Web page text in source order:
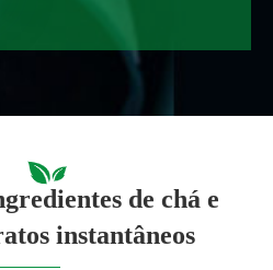
de chá e
instantâneos